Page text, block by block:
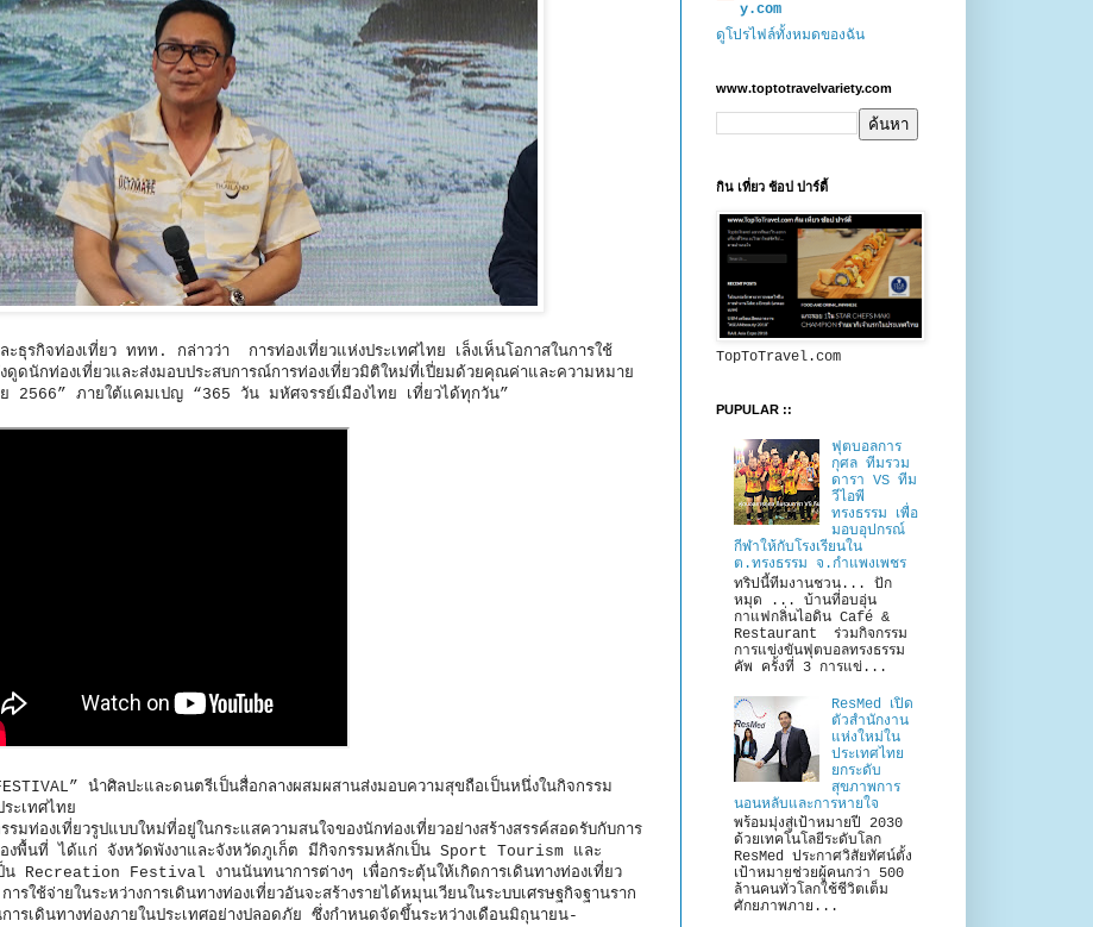
ธุรกิจท่องเที่ยว ททท. กล่าวว่า การท่องเที่ยวแห่งประเทศไทย เล็งเห็นโอกาสในการใช้
ดูดนักท่องเที่ยวและส่งมอบประสบการณ์การท่องเที่ยวมิติใหม่ที่เปี่ยมด้วยคุณค่าและความหมาย
2566” ภายใต้แคมเปญ “365 วัน มหัศจรรย์เมืองไทย เที่ยวได้ทุกวัน”
นำศิลปะและดนตรีเป็นสื่อกลางผสมผสานส่งมอบความสุขถือเป็นหนึ่งในกิจกรรม
ะเทศไทย
ท่องเที่ยวรูปแบบใหม่ที่อยู่ในกระแสความสนใจของนักท่องเที่ยวอย่างสร้างสรรค์สอดรับกับการ
งพื้นที่ ได้แก่ จังหวัดพังงาและจังหวัดภูเก็ต มีกิจกรรมหลักเป็น Sport Tourism และ
น Recreation Festival งานนันทนาการต่างๆ เพื่อกระตุ้นให้เกิดการเดินทางท่องเที่ยว
ใช้จ่ายในระหว่างการเดินทางท่องเที่ยวอันจะสร้างรายได้หมุนเวียนในระบบเศรษฐกิจฐานราก
รเดินทางท่องภายในประเทศอย่างปลอดภัย ซึ่งกำหนดจัดขึ้นระหว่างเดือนมิถุนายน-
y.com
ดูโปรไฟล์ทั้งหมดของฉัน
www.toptotravelvariety.com
กิน เที่ยว ช้อป ปาร์ตี้
TopToTravel.com
PUPULAR ::
ฟุตบอลการ
กุศล ทีมรวม
ดารา VS ทีม
วีไอพี
ทรงธรรม เพื่อ
มอบอุปกรณ์
กีฬาให้กับโรงเรียนใน
ต.ทรงธรรม จ.กำแพงเพชร
ทริปนี้ทีมงานชวน... ปัก
หมุด ... บ้านที่อบอุ่น
กาแฟกลิ่นไอดิน Café &
Restaurant ร่วมกิจกรรม
การแข่งขันฟุตบอลทรงธรรม
คัพ ครั้งที่ 3 การแข่...
ResMed เปิด
ตัวสำนักงาน
แห่งใหม่ใน
ประเทศไทย
ยกระดับ
สุขภาพการ
นอนหลับและการหายใจ
พร้อมมุ่งสู่เป้าหมายปี 2030
ด้วยเทคโนโลยีระดับโลก
ResMed ประกาศวิสัยทัศน์ตั้ง
เป้าหมายช่วยผู้คนกว่า 500
ล้านคนทั่วโลกใช้ชีวิตเต็ม
ศักยภาพภาย...